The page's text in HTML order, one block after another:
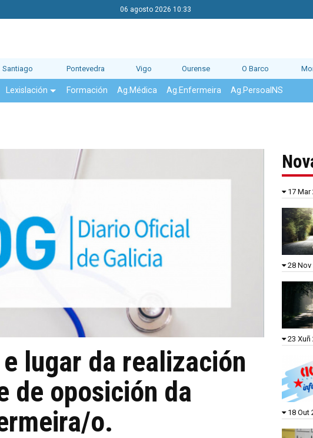
06 agosto 2026 10:33
Santiago Pontevedra Vigo Ourense O Barco
Lexislación Formación Ag.Médica Ag.Enfermeira Ag.PersoalNS
lugar da realización
de oposición da
o.
17 Mar
28 Nov
23 Xuñ
18 Out